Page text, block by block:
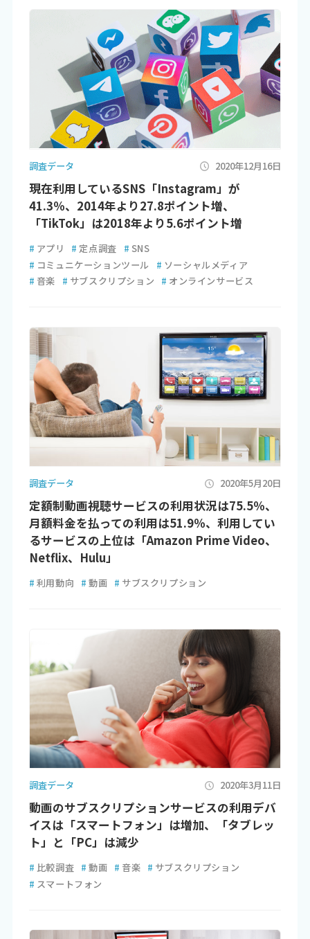
調査データ 2020年12月16日
現在利用しているSNS「Instagram」が
41.3％、2014年より27.8ポイント増、
「TikTok」は2018年より5.6ポイント増
# アプリ # 定点調査 # SNS
# コミュニケーションツール # ソーシャルメディア
# 音楽 # サブスクリプション # オンラインサービス
調査データ 2020年5月20日
定額制動画視聴サービスの利用状況は75.5％、
月額料金を払っての利用は51.9％、利用してい
るサービスの上位は「Amazon Prime Video、
Netflix、Hulu」
# 利用動向 # 動画 # サブスクリプション
調査データ 2020年3月11日
動画のサブスクリプションサービスの利用デバ
イスは「スマートフォン」は増加、「タブレッ
ト」と「PC」は減少
# 比較調査 # 動画 # 音楽 # サブスクリプション
# スマートフォン